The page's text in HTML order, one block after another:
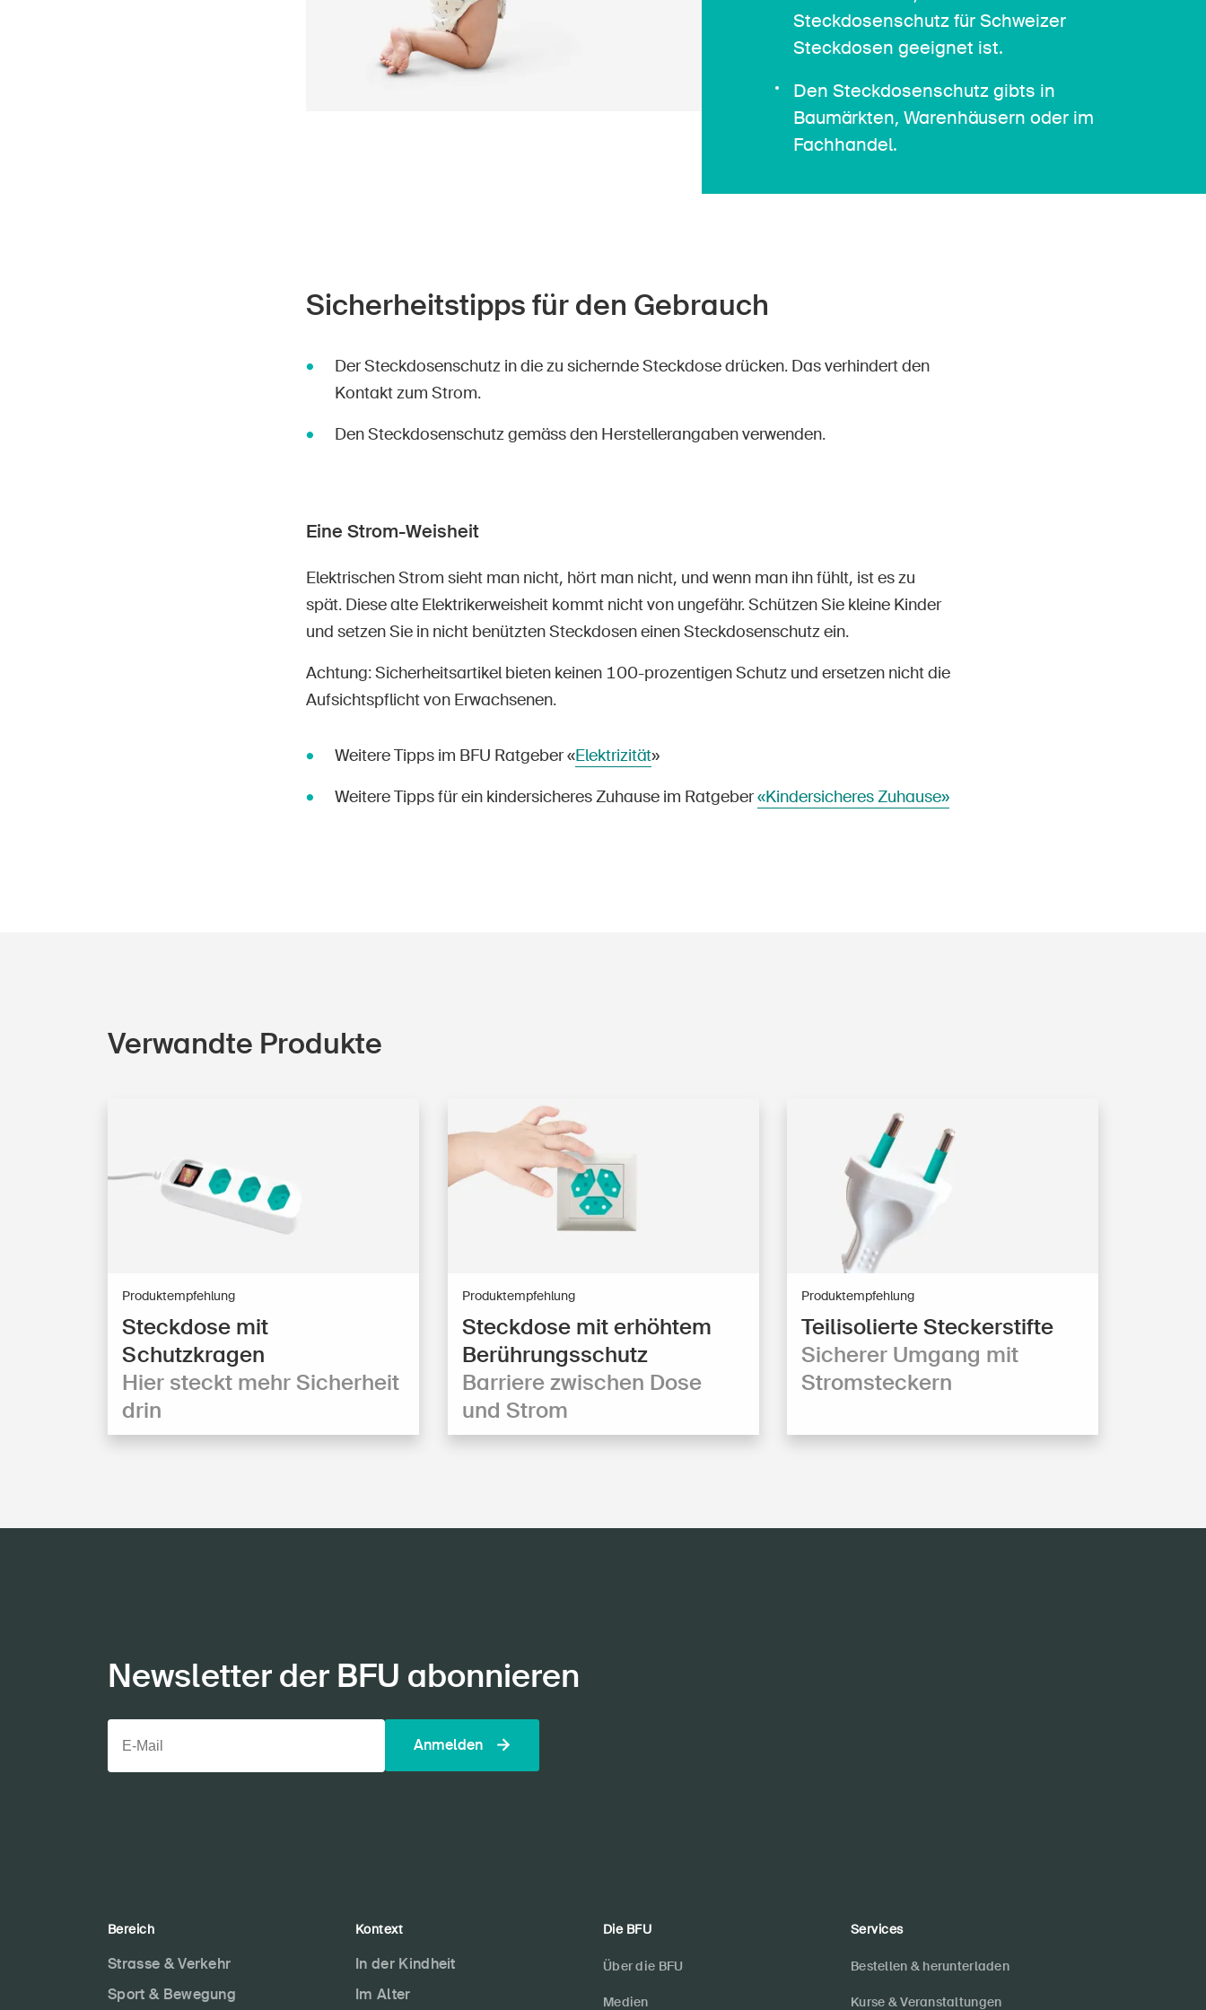
Steckdosenschutz für Schweizer
Steckdosen geeignet ist.
Den Steckdosenschutz gibts in
Baumärkten, Warenhäusern oder im
Fachhandel.
Sicherheitstipps für den Gebrauch
Der Steckdosenschutz in die zu sichernde Steckdose drücken. Das verhindert den
Kontakt zum Strom.
Den Steckdosenschutz gemäss den Herstellerangaben verwenden.
Eine Strom-Weisheit
Elektrischen Strom sieht man nicht, hört man nicht, und wenn man ihn fühlt, ist es zu
spät. Diese alte Elektrikerweisheit kommt nicht von ungefähr. Schützen Sie kleine Kinder
und setzen Sie in nicht benützten Steckdosen einen Steckdosenschutz ein.
Achtung: Sicherheitsartikel bieten keinen 100-prozentigen Schutz und ersetzen nicht die
Aufsichtspflicht von Erwachsenen.
Weitere Tipps im BFU Ratgeber «Elektrizität»
Weitere Tipps für ein kindersicheres Zuhause im Ratgeber«Kindersicheres Zuhause»
Verwandte Produkte
Steckdose mit
Schutzkragen
Hier steckt mehr Sicherheit
drin
Produktempfehlung
Steckdose mit erhöhtem
Berührungsschutz
Barriere zwischen Dose
und Strom
Produktempfehlung
Teilisolierte Steckerstifte
Sicherer Umgang mit
Stromsteckern
Produktempfehlung
Newsletter der BFU abonnieren
Anmelden
Bereich
Strasse & Verkehr
Sport & Bewegung
Kontext
In der Kindheit
Im Alter
Die BFU
Über die BFU
Medien
Services
Bestellen & herunterladen
Kurse & Veranstaltungen